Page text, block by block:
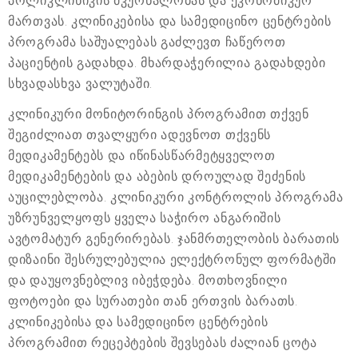
მართვას. კლინიკებისა და სამედიცინო ცენტრების
პროგრამა საშუალებას გაძლევთ ჩაწეროთ
პაციენტის გადახდა. მხარდაჭერილია გადახდები
სხვადასხვა ვალუტაში.
კლინიკური მონიტორინგის პროგრამით თქვენ
შეგიძლიათ თვალყური ადევნოთ თქვენს
მედიკამენტებს და იწინასწარმეტყველოთ
მედიკამენტების და აბების დროულად შეძენის
აუცილებლობა. კლინიკური კონტროლის პროგრამა
უზრუნველყოფს ყველა საჭირო ანგარიშის
ავტომატურ გენერირებას. ჯანმრთელობის ბარათის
დიზაინი შესრულებულია ელექტრონულ ფორმატში
და დაუყოვნებლივ იბეჭდება. მოთხოვნილი
ფოტოები და სურათები თან ერთვის ბარათს.
კლინიკებისა და სამედიცინო ცენტრების
პროგრამით რეცეპტების შევსებას ძალიან ცოტა